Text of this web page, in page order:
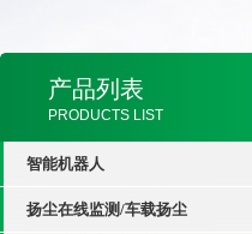
产品列表
PRODUCTS LIST
智能机器人
扬尘在线监测/车载扬尘